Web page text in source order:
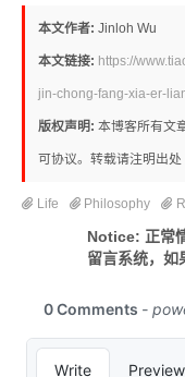
本文作者: Jinloh Wu
本文链接: https://
jin-chong-fang-xia-er-
版权声明: 本博客所有文
可协议。转载请注明出处
Life Philosophy
Notice: 正常
留言系统，如